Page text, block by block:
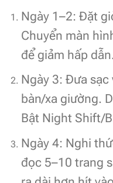
Ngày 1–2: Đặt
Chuyển màn
để giảm hấp
Ngày 3: Đưa
bàn/xa giường.
Bật Night Shift/
Ngày 4: Nghi
đọc 5–10 trang